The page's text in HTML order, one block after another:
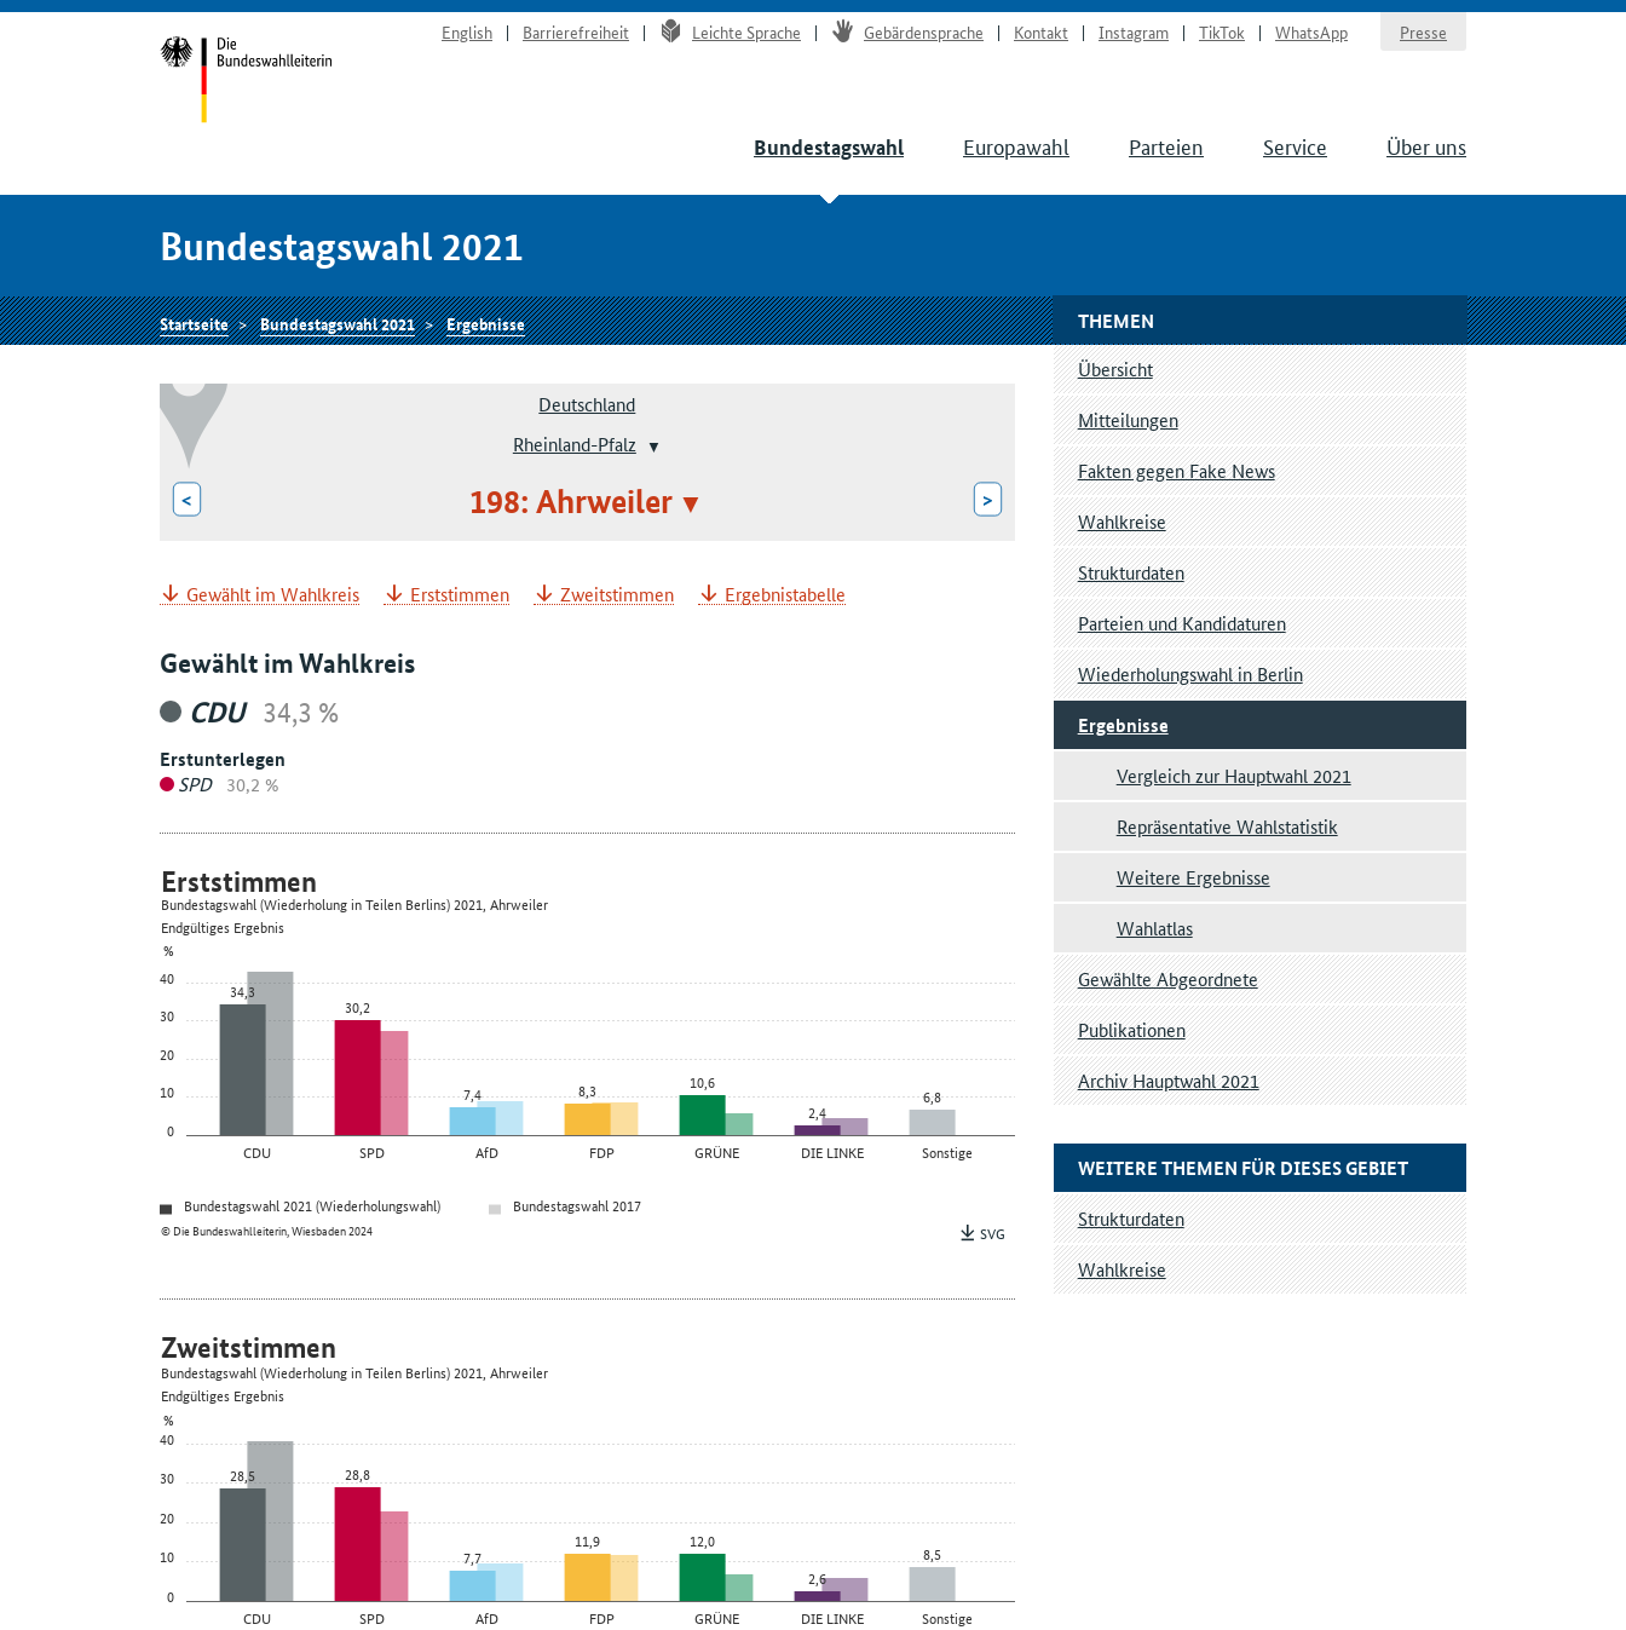
English Barrierefreiheit Leichte Sprache Gebärdensprache Kontakt Instagram TikTok WhatsApp Presse
Bundestagswahl Europawahl Parteien Service Über uns
Bundestagswahl 2021
Startseite Bundestagswahl 2021 Ergebnisse
Deutschland
Rheinland-Pfalz
< 198: Ahrweiler >
Gewählt im Wahlkreis Erststimmen Zweitstimmen Ergebnistabelle
Gewählt im Wahlkreis
CDU 34,3 %
Erstunterlegen
SPD 30,2 %
0
10
20
30
40
%
CDU SPD AfD FDP GRÜNE DIE LINKE Sonstige
34,3
30,2
7,4 8,3
10,6
2,4
6,8
© Die Bundeswahlleiterin, Wiesbaden 2024
Erststimmen
Bundestagswahl (Wiederholung in Teilen Berlins) 2021, Ahrweiler
Endgültiges Ergebnis
Bundestagswahl 2021 (Wiederholungswahl)
Bundestagswahl 2017
SVG
0
10
20
30
40
%
CDU SPD AfD FDP GRÜNE DIE LINKE Sonstige
28,5 28,8
7,7
11,9
12,0
2,6
8,5
Zweitstimmen
Bundestagswahl (Wiederholung in Teilen Berlins) 2021, Ahrweiler
Endgültiges Ergebnis
THEMEN
Übersicht
Mitteilungen
Fakten gegen Fake News
Wahlkreise
Strukturdaten
Parteien und Kandidaturen
Wiederholungswahl in Berlin
Ergebnisse
Vergleich zur Hauptwahl 2021
Repräsentative Wahlstatistik
Weitere Ergebnisse
Wahlatlas
Gewählte Abgeordnete
Publikationen
Archiv Hauptwahl 2021
WEITERE THEMEN FÜR DIESES GEBIET
Strukturdaten
Wahlkreise